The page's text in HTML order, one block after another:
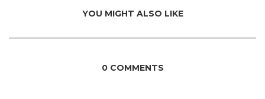
YOU MIGHT ALSO LIKE
0 COMMENTS